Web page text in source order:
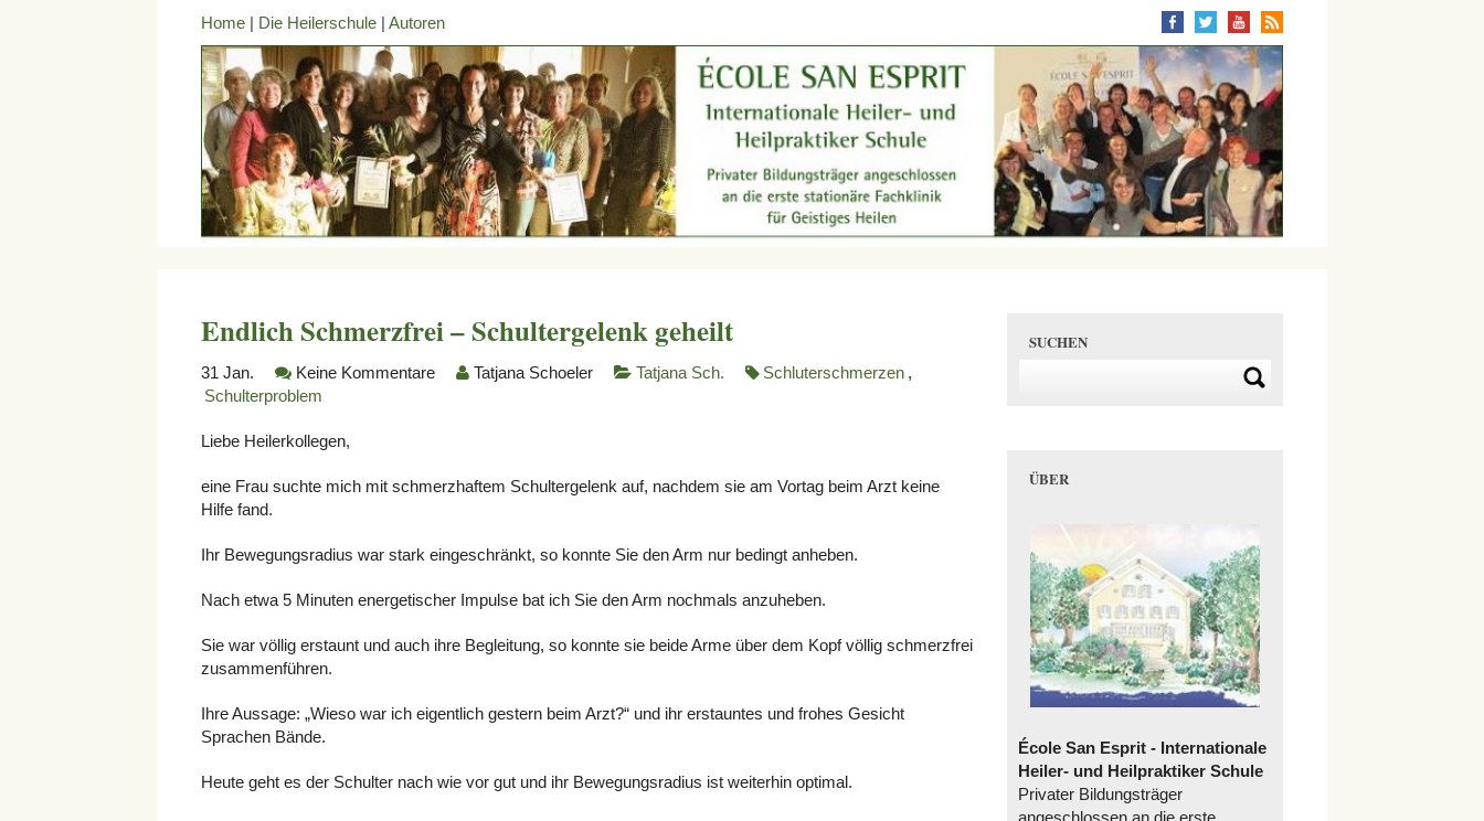
Home | Die Heilerschule | Autoren
Endlich Schmerzfrei – Schultergelenk geheilt
31 Jan. Keine Kommentare Tatjana Schoeler Tatjana Sch. Schluterschmerzen ,
Schulterproblem
Liebe Heilerkollegen,
eine Frau suchte mich mit schmerzhaftem Schultergelenk auf, nachdem sie am Vortag beim Arzt keine
Hilfe fand.
Ihr Bewegungsradius war stark eingeschränkt, so konnte Sie den Arm nur bedingt anheben.
Nach etwa 5 Minuten energetischer Impulse bat ich Sie den Arm nochmals anzuheben.
Sie war völlig erstaunt und auch ihre Begleitung, so konnte sie beide Arme über dem Kopf völlig schmerzfrei
zusammenführen.
Ihre Aussage: „Wieso war ich eigentlich gestern beim Arzt?“ und ihr erstauntes und frohes Gesicht
Sprachen Bände.
Heute geht es der Schulter nach wie vor gut und ihr Bewegungsradius ist weiterhin optimal.
SUCHEN
ÜBER
École San Esprit - Internationale
Heiler- und Heilpraktiker Schule
Privater Bildungsträger
angeschlossen an die erste